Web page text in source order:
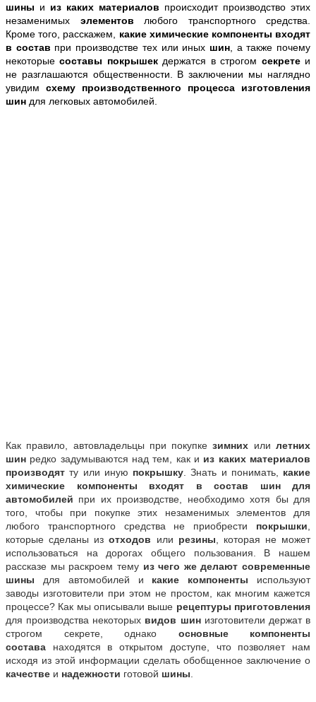
шины и из каких материалов происходит производство этих
незаменимых элементов любого транспортного средства
Кроме того, расскажем, какие химические компоненты входят
в состав при производстве тех или иных шин, а также почему
некоторыесоставы покрышекдержатся в строгом секрете и
не разглашаются общественности. В заключении мы наглядно
увидим схему производственного процесса изготовления
шин для легковых автомобилей.
Как правило, автовладельцы при покупкезимних илилетних
шин редко задумываются над тем, как и из каких материалов
производят ту или иную покрышку . Знать и понимать, какие
химические компоненты входят в состав шин для
автомобилей при их производстве, необходимо хотя бы для
того, чтобы при покупке этих незаменимых элементов для
любого транспортного средства не приобрести покрышки
которые сделаны изотходов или резины , которая не может
использоваться на дорогах общего пользования. В нашем
рассказе мы раскроем тему из чего же делают современные
шины для автомобилей и какие компоненты используют
заводы изготовители при этом не простом, как многим кажется
процессе? Как мы описывали выше рецептуры приготовления
для производства некоторых видов шинизготовители держат в
строгом секрете, однако основные компоненты
состава находятся в открытом доступе, что позволяет нам
исходя из этой информации сделать обобщенное заключение о
качестве и надежности готовой шины